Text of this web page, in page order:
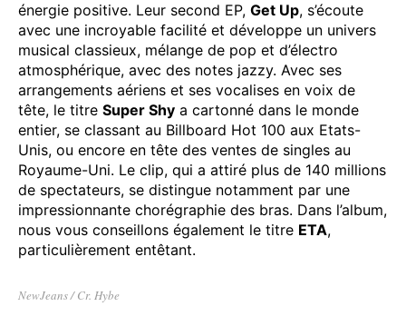
Lancées en 2022 par ADOR, un label appartenant au
groupe HYBE, les NewJeans sont toutes jeunes
(peut-être un peu trop), mais ont immédiatement fait
sensation avec leurs vocalises impeccables et leur
énergie positive. Leur second EP,Get Up, s’écoute
avec une incroyable facilité et développe un univers
musical classieux, mélange de pop et d’électro
atmosphérique, avec des notes jazzy. Avec ses
arrangements aériens et ses vocalises en voix de
tête, le titreSuper Shya cartonné dans le monde
entier, se classant au Billboard Hot 100 aux Etats-
Unis, ou encore en tête des ventes de singles au
Royaume-Uni. Le clip, qui a attiré plus de 140 millions
impressionnante chorégraphie des bras. Dans l’album,